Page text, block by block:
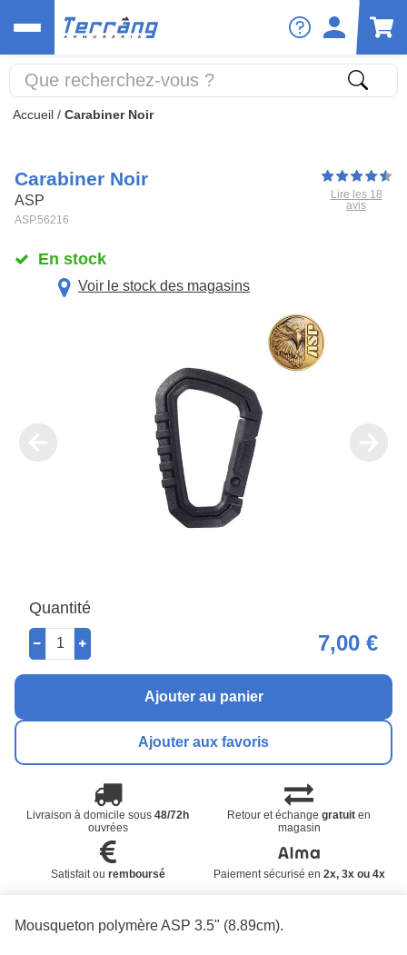
Accueil / Carabiner Noir
Carabiner Noir
ASP
ASP.56216
Lire les 18
avis
En stock
Voir le stock des magasins
Quantité
7,00 €
Ajouter au panier
Ajouter aux favoris
Livraison à domicile sous48/72h
ouvrées
Retour et échangegratuit en
magasin
Satisfait ou remboursé Paiement sécurisé en 2x, 3x ou 4x
Mousqueton polymère ASP 3.5" (8.89cm).